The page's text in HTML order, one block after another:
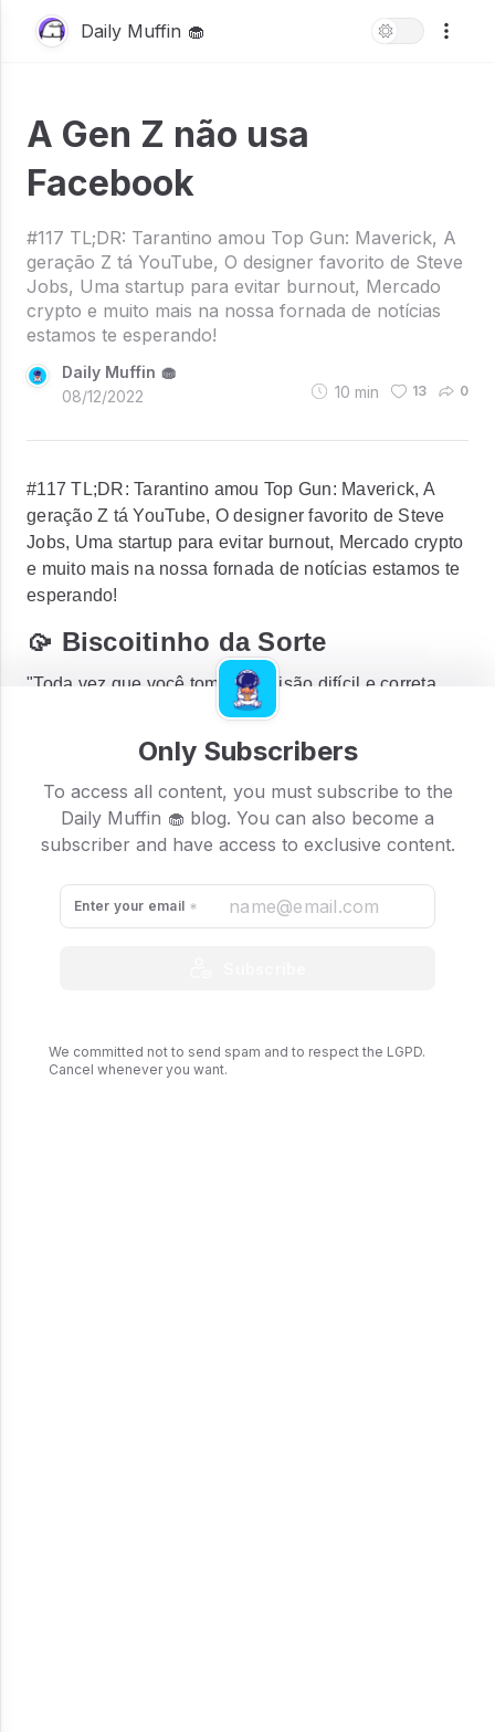
Daily Muffin 🧁
A Gen Z não usa
Facebook
#117 TL;DR: Tarantino amou Top Gun: Maverick, A
geração Z tá YouTube, O designer favorito de Steve
Jobs, Uma startup para evitar burnout, Mercado
crypto e muito mais na nossa fornada de notícias
estamos te esperando!
Daily Muffin 🧁
08/12/2022
10 min 13 0
#117 TL;DR: Tarantino amou Top Gun: Maverick, A
geração Z tá YouTube, O designer favorito de Steve
Jobs, Uma startup para evitar burnout, Mercado crypto
e muito mais na nossa fornada de notícias estamos te
esperando!
🥠 Biscoitinho da Sorte
"Toda vez que você toma a decisão difícil e correta,
você se torna um pouco mais corajoso, e toda vez que
você toma a decisão fácil e errada, você se torna um
pouco mais covarde. Se você for o CEO, essas
escolhas levarão a uma empresa corajosa ou
covarde." - Ben Horowitz
Only Subscribers
To access all content, you must subscribe to the
Daily Muffin 🧁 blog. You can also become a
subscriber and have access to exclusive content.
Enter your email
We committed not to send spam and to respect the LGPD.
Cancel whenever you want.